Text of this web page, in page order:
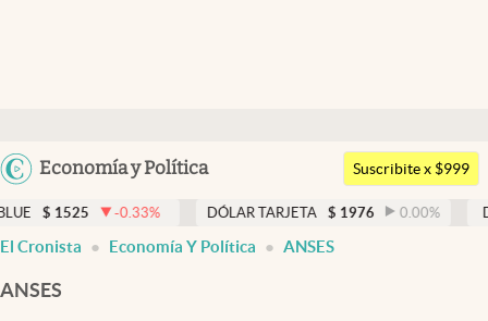
Argentina
Economía y Política
Members
Economía y Política
Finanzas y Mercados
Mercados Online
Suscribite x $999
0.33 % DÓLAR TARJETA $ 1976 0.00% DÓLAR MEP
El Cronista Economía Y Política ANSES
ANSES